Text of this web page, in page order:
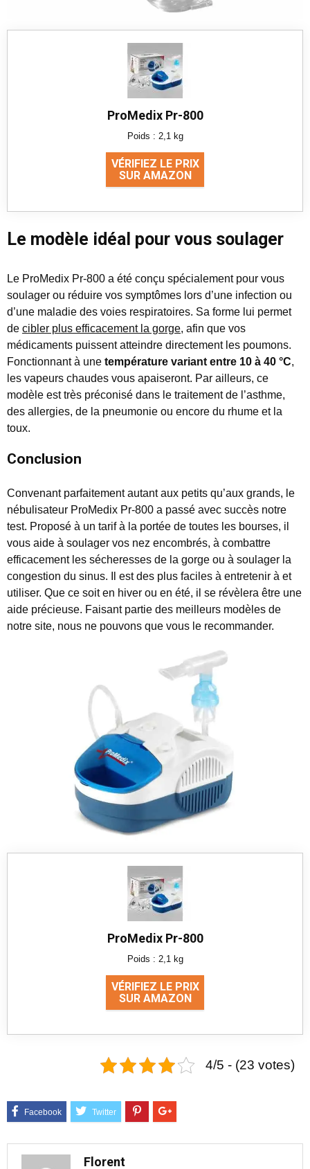
ProMedix Pr-800
Poids : 2,1 kg
VÉRIFIEZ LE PRIX
SUR AMAZON
Le modèle idéal pour vous soulager
Le ProMedix Pr-800 a été conçu spécialement pour vous
soulager ou réduire vos symptômes lors d’une infection ou
d’une maladie des voies respiratoires. Sa forme lui permet
de cibler plus efficacement la gorge, afin que vos
médicaments puissent atteindre directement les poumons.
Fonctionnant à une température variant entre 10 à 40 °C,
les vapeurs chaudes vous apaiseront. Par ailleurs, ce
modèle est très préconisé dans le traitement de l’asthme,
des allergies, de la pneumonie ou encore du rhume et la
toux.
Conclusion
Convenant parfaitement autant aux petits qu’aux grands, le
nébulisateur ProMedix Pr-800 a passé avec succès notre
test. Proposé à un tarif à la portée de toutes les bourses, il
vous aide à soulager vos nez encombrés, à combattre
efficacement les sécheresses de la gorge ou à soulager la
congestion du sinus. Il est des plus faciles à entretenir à et
utiliser. Que ce soit en hiver ou en été, il se révèlera être une
aide précieuse. Faisant partie des meilleurs modèles de
notre site, nous ne pouvons que vous le recommander.
ProMedix Pr-800
Poids : 2,1 kg
VÉRIFIEZ LE PRIX
SUR AMAZON
4/5 - (23 votes)
Florent